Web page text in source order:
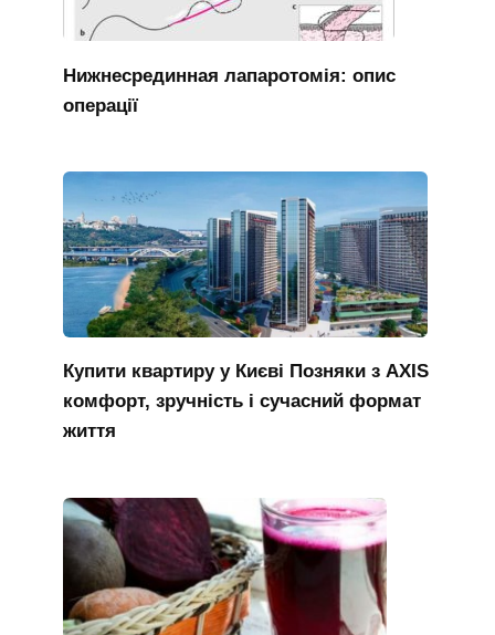
Нижнесрединная лапаротомія: опис
операції
Купити квартиру у Києві Позняки з AXIS
комфорт, зручність і сучасний формат
життя